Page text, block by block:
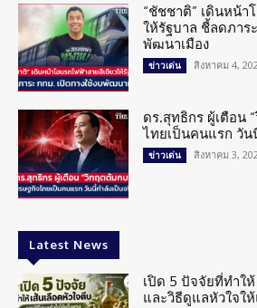
“ชัชชาติ” เดินหน้า
ให้รัฐบาล ชี้ลดภาร
พัฒนาเมือง
ข่าวเด่น สิงหาคม 4,
ดร.สุทธิกร ผู้เตือน
ไทยเป็นคนแรก วัน
ข่าวเด่น สิงหาคม 3,
Latest News
เปิด 5 ปัจจัยที่ทำให้
และวิธีดูแลหัวใจใ